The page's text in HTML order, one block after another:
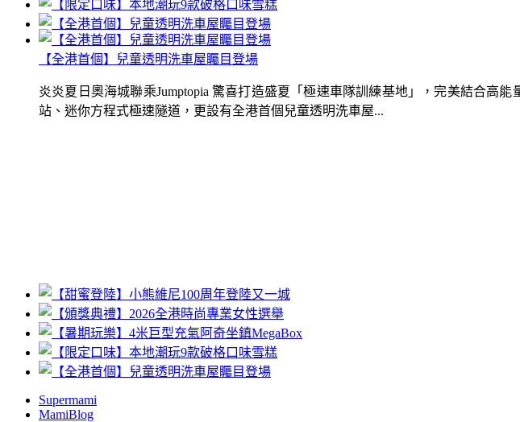
【全港首個】兒童透明洗車屋矚目登場
炎炎夏日奧海城聯乘Jumptopia 驚喜打造盛夏「極速車隊訓練基地」，完美結合高
站、迷你方程式極速隧道，更設有全港首個兒童透明洗車屋...
Supermami
MamiBlog